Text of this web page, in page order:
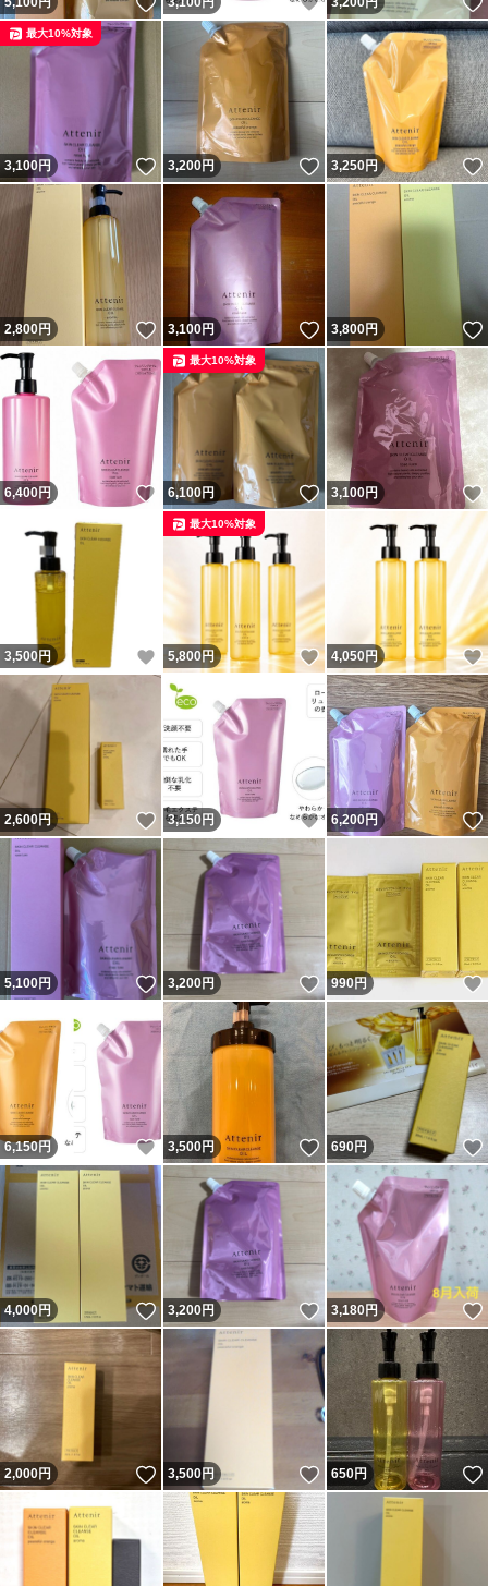
3,100円 いいね！
最大10%対象
3,200円 いいね！
3,250円
2,800円 いいね！
3,100円 いいね！
3,800円
6,400円 いいね！
6,100円 いいね！
最大10%対象
3,100円
3,500円 いいね！
5,800円 いいね！
最大10%対象
4,050円
2,600円 いいね！
3,150 円 いいね！
6,200円
5,100円 いいね！
3,200円 いいね！
990円
6,150円 いいね！
3,500円 いいね！
690円
4,000円 いいね！
3,200円 いいね！
3,180円
2,000円 いいね！
3,500円 いいね！
650円